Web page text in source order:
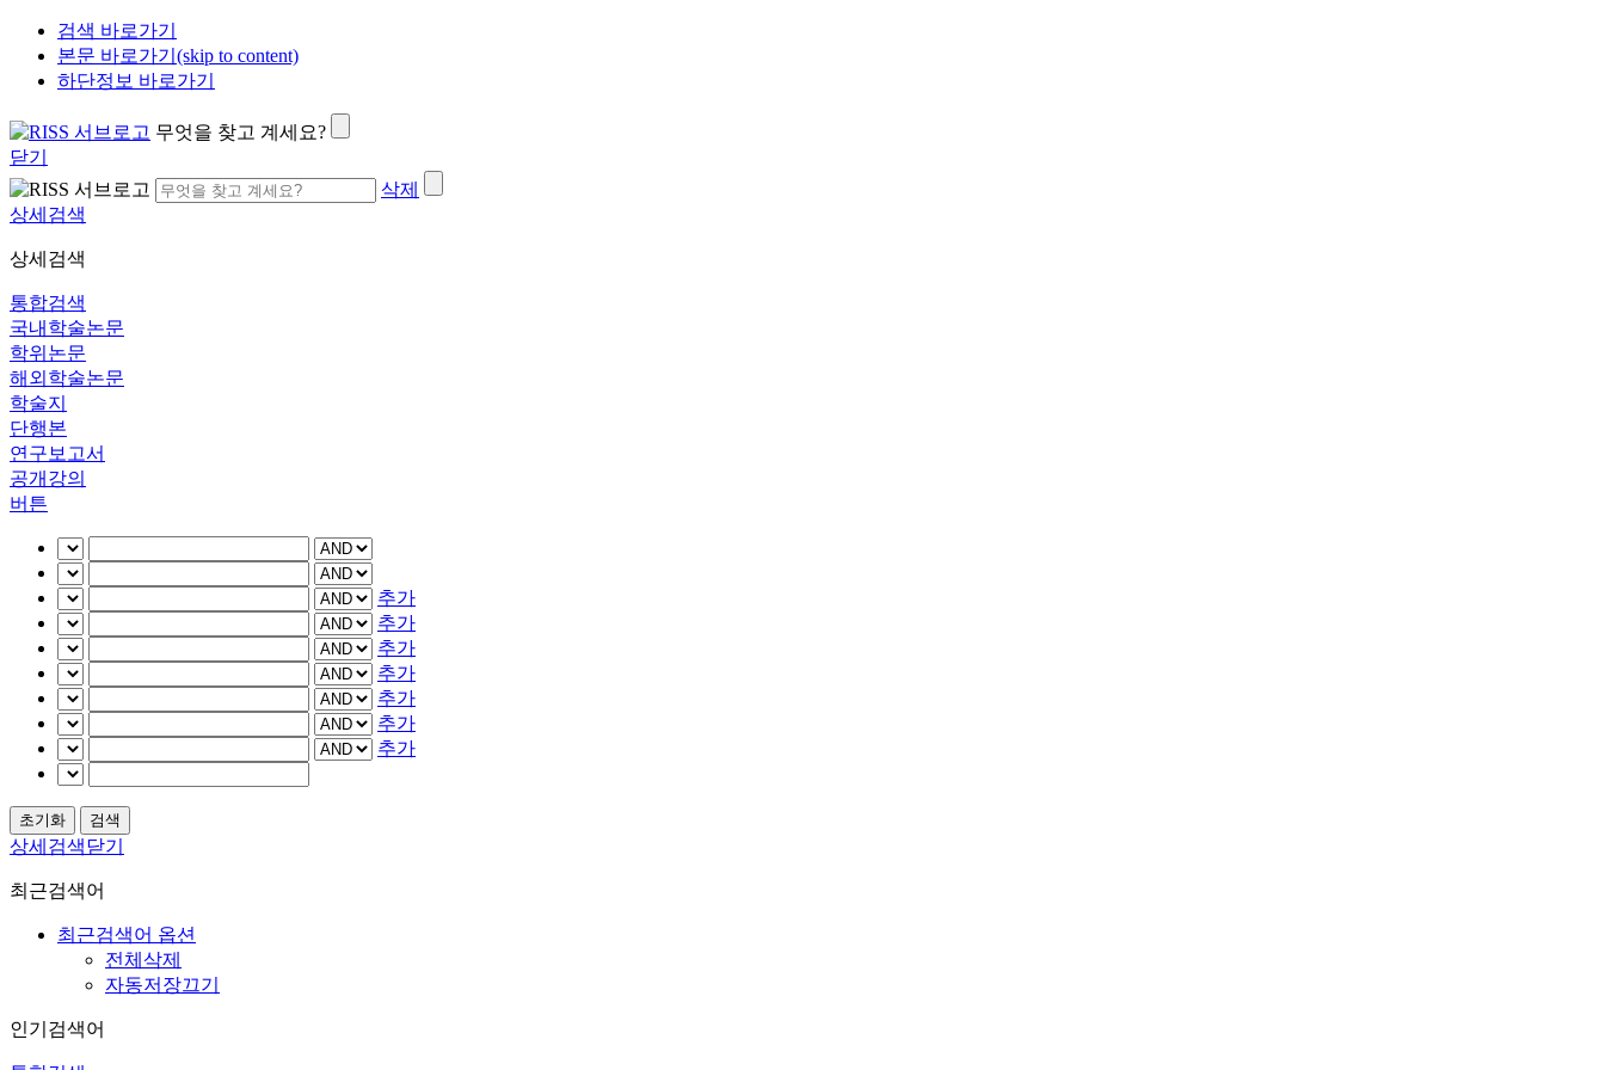
검색 바로가기
본문 바로가기(skip to content)
하단정보 바로가기
무엇을 찾고 계세요?
닫기
삭제
상세검색
상세검색
통합검색
국내학술논문
학위논문
해외학술논문
학술지
단행본
연구보고서
공개강의
버튼
추가
추가
추가
추가
추가
추가
추가
상세검색닫기
최근검색어
최근검색어 옵션
전체삭제
자동저장끄기
인기검색어